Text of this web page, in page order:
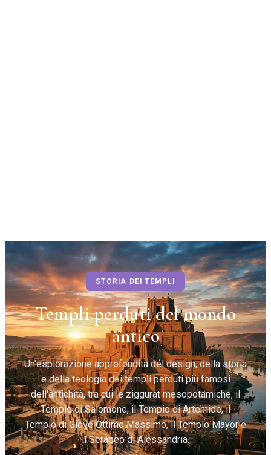
STORIA DEI TEMPLI
Templi perduti del mondo
antico
Un'esplorazione approfondita del design, della storia
e della teologia dei templi perduti più famosi
dell'antichità, tra cui le ziggurat mesopotamiche, il
Tempio di Salomone, il Tempio di Artemide, il
Tempio di Giove Ottimo Massimo, il Templo Mayor e
il Serapeo di Alessandria.